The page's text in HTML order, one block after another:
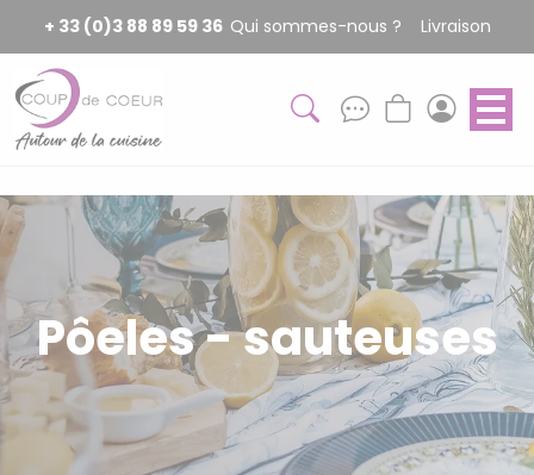
+ 33 (0)3 88 89 59 36 Qui sommes-nous ? Livraison
Pôeles - sauteuses
Panneau de gestion des cookies